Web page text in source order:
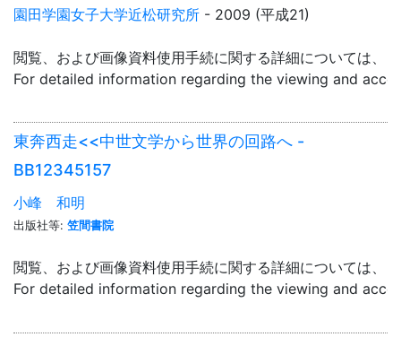
園田学園女子大学近松研究所 - 2009 (平成21)
閲覧、および画像資料使用手続に関する詳細については、「
For detailed information regarding the viewing and
東奔西走<<中世文学から世界の回路へ -
BB12345157
小峰 和明
出版社等: 笠間書院
閲覧、および画像資料使用手続に関する詳細については、「
For detailed information regarding the viewing and